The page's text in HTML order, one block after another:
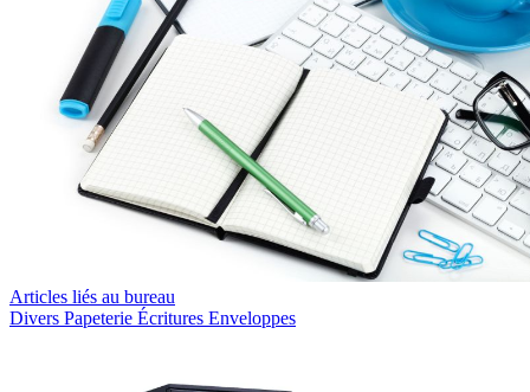
Articles liés au bureau
Divers Papeterie Écritures Enveloppes